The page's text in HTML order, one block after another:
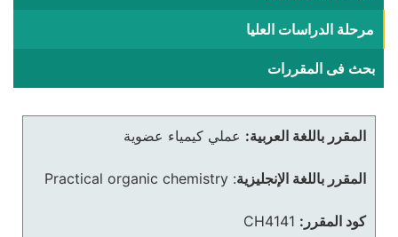
مرحلة الدراسات العليا
بحث فى المقررات
المقرر باللغة العربية: عملي كيمياء عضوية
المقرر باللغة الإنجليزية:
Practical organic chemistry
كود المقرر: CH4141